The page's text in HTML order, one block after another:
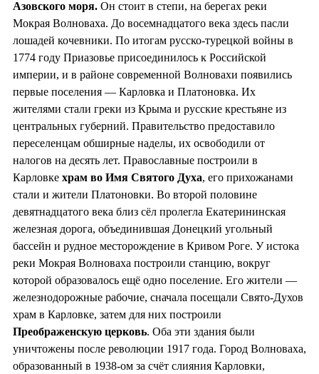
Азовского моря. Он стоит в степи, на берегах реки
Мокрая Волноваха. До восемнадцатого века здесь пасли
лошадей кочевники. По итогам русско-турецкой войны в
1774 году Приазовье присоединилось к Российской
империи, и в районе современной Волновахи появились
первые поселения — Карловка и Платоновка. Их
жителями стали греки из Крыма и русские крестьяне из
центральных губерний. Правительство предоставило
переселенцам обширные наделы, их освободили от
налогов на десять лет. Православные построили в
Карловке храм во Имя Святого Духа, его прихожанами
стали и жители Платоновки. Во второй половине
девятнадцатого века близ сёл пролегла Екатерининская
железная дорога, объединившая Донецкий угольный
бассейн и рудное месторождение в Кривом Роге. У истока
реки Мокрая Волноваха построили станцию, вокруг
которой образовалось ещё одно поселение. Его жители —
железнодорожные рабочие, сначала посещали Свято-Духов
храм в Карловке, затем для них построили
Преображенскую церковь. Оба эти здания были
уничтожены после революции 1917 года. Город Волноваха,
образованный в 1938-ом за счёт слияния Карловки,